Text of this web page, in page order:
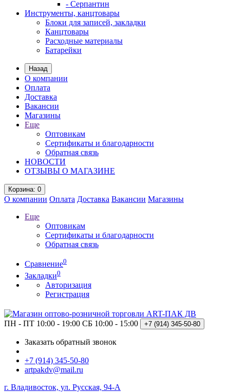
- Серпантин
Инструменты, канцтовары
Блоки для записей, закладки
Канцтовары
Расходные материалы
Батарейки
Назад
О компании
Оплата
Доставка
Вакансии
Магазины
Еще
Оптовикам
Сертификаты и благодарности
Обратная связь
НОВОСТИ
ОТЗЫВЫ О МАГАЗИНЕ
Корзина: 0
О компании Оплата Доставка Вакансии Магазины
Еще
Оптовикам
Сертификаты и благодарности
Обратная связь
Сравнение0
Закладки0
Авторизация
Регистрация
ПН - ПТ 10:00 - 19:00 СБ 10:00 - 15:00 +7 (914) 345-50-80
Заказать обратный звонок
+7 (914) 345-50-80
artpakdv@mail.ru
г. Владивосток, ул. Русская, 94-А